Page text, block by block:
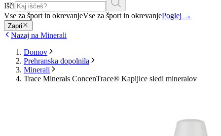
Išči
Vse za šport in okrevanjeVse za šport in okrevanjePoglej →
Zapri
Nazaj na Minerali
Domov
Prehranska dopolnila
Minerali
Trace Minerals ConcenTrace® Kapljice sledi mineralov